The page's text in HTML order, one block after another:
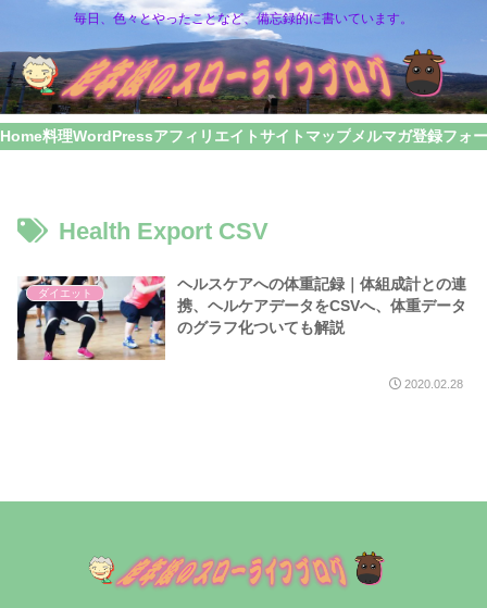
毎日、色々とやったことなど、備忘録的に書いています。
Home料理WordPressアフィリエイトサイトマップメルマガ登録フォ
Health Export CSV
ダイエット
ヘルスケアへの体重記録｜体組成計との連
携、ヘルケアデータをCSVへ、体重データ
のグラフ化ついても解説
2020.02.28